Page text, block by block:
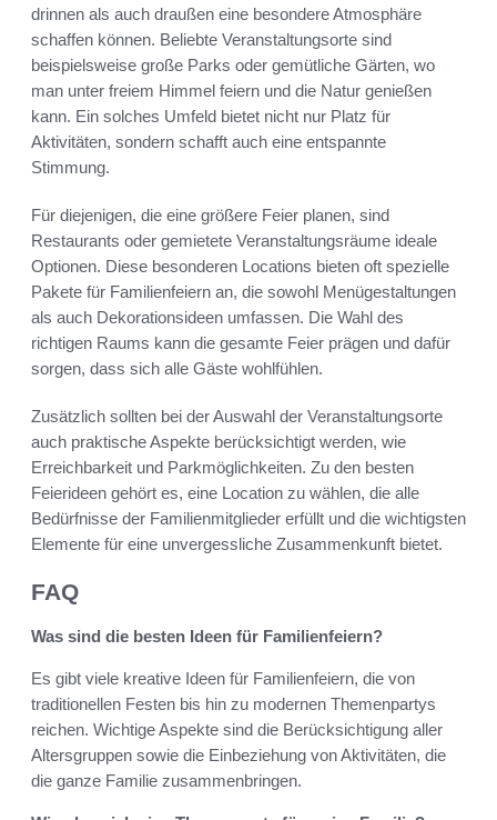
drinnen als auch draußen eine besondere Atmosphäre
schaffen können. Beliebte Veranstaltungsorte sind
beispielsweise große Parks oder gemütliche Gärten, wo
man unter freiem Himmel feiern und die Natur genießen
kann. Ein solches Umfeld bietet nicht nur Platz für
Aktivitäten, sondern schafft auch eine entspannte
Stimmung.
Für diejenigen, die eine größere Feier planen, sind
Restaurants oder gemietete Veranstaltungsräume ideale
Optionen. Diese besonderen Locations bieten oft spezielle
Pakete für Familienfeiern an, die sowohl Menügestaltungen
als auch Dekorationsideen umfassen. Die Wahl des
richtigen Raums kann die gesamte Feier prägen und dafür
sorgen, dass sich alle Gäste wohlfühlen.
Zusätzlich sollten bei der Auswahl der Veranstaltungsorte
auch praktische Aspekte berücksichtigt werden, wie
Erreichbarkeit und Parkmöglichkeiten. Zu den besten
Feierideen gehört es, eine Location zu wählen, die alle
Bedürfnisse der Familienmitglieder erfüllt und die wichtigsten
Elemente für eine unvergessliche Zusammenkunft bietet.
FAQ
Was sind die besten Ideen für Familienfeiern?
Es gibt viele kreative Ideen für Familienfeiern, die von
traditionellen Festen bis hin zu modernen Themenpartys
reichen. Wichtige Aspekte sind die Berücksichtigung aller
Altersgruppen sowie die Einbeziehung von Aktivitäten, die
die ganze Familie zusammenbringen.